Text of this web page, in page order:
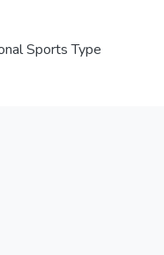
」， 最不具「研究型
背景變項的學生在人
動偏好上， 不同性別
between the
a private vocational high
utilizing CEEC
Sports Type